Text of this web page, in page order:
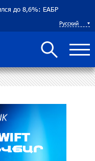
до 8,6%: ЕАБР
Русский